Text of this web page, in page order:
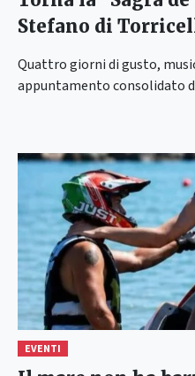
Stefano di
Quattro giorni di gusto,
appuntamento consolidato
EVENTI